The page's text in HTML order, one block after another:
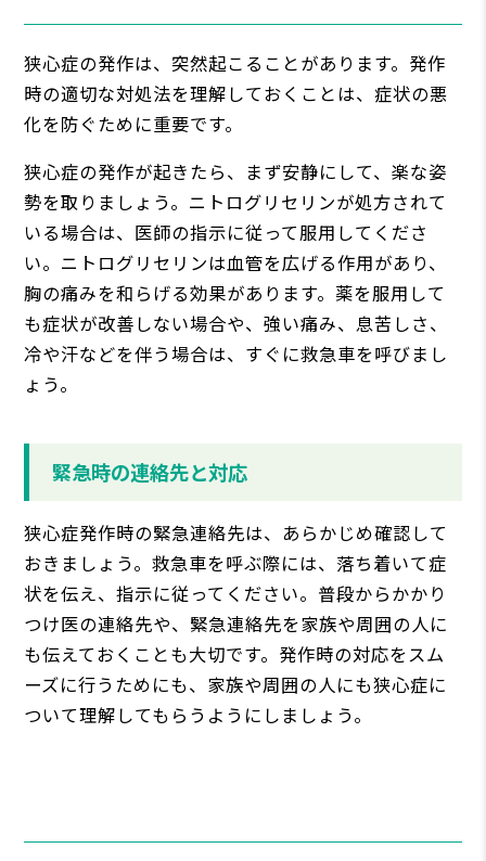
狭心症の発作は、突然起こることがあります。発作
時の適切な対処法を理解しておくことは、症状の悪
化を防ぐために重要です。
狭心症の発作が起きたら、まず安静にして、楽な姿
勢を取りましょう。ニトログリセリンが処方されて
いる場合は、医師の指示に従って服用してくださ
い。ニトログリセリンは血管を広げる作用があり、
胸の痛みを和らげる効果があります。薬を服用して
も症状が改善しない場合や、強い痛み、息苦しさ、
冷や汗などを伴う場合は、すぐに救急車を呼びまし
ょう。
緊急時の連絡先と対応
狭心症発作時の緊急連絡先は、あらかじめ確認して
おきましょう。救急車を呼ぶ際には、落ち着いて症
状を伝え、指示に従ってください。普段からかかり
つけ医の連絡先や、緊急連絡先を家族や周囲の人に
も伝えておくことも大切です。発作時の対応をスム
ーズに行うためにも、家族や周囲の人にも狭心症に
ついて理解してもらうようにしましょう。